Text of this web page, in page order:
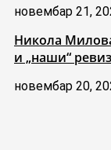
новембар 21,
Никола
и „наши“
новембар 20,